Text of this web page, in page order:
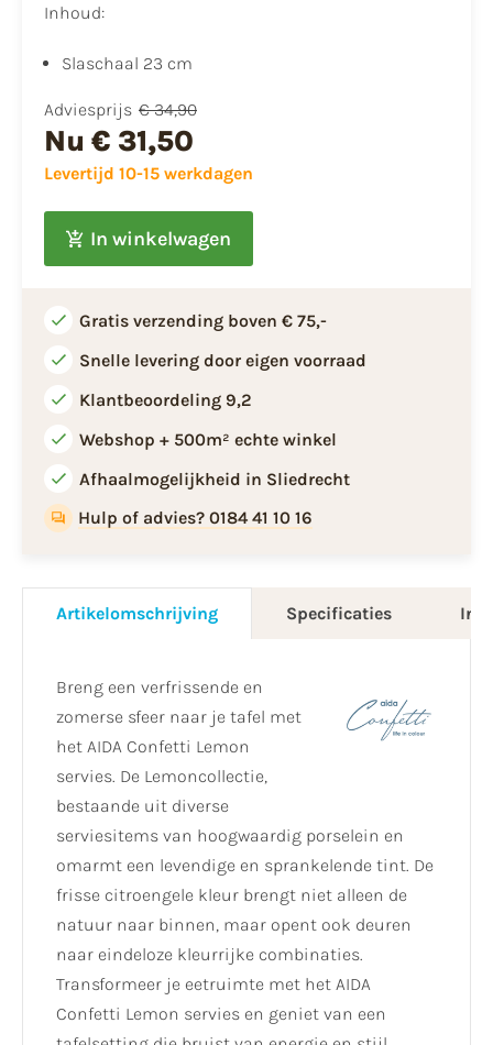
​Inhoud:​
Slaschaal 23 cm
Adviesprijs € 34,90
Nu € 31,50
Levertijd 10-15 werkdagen
In winkelwagen
Gratis verzending boven € 75,-
Snelle levering door eigen voorraad
Klantbeoordeling 9,2
Webshop + 500m² echte winkel
Afhaalmogelijkheid in Sliedrecht
Hulp of advies? 0184 41 10 16
Artikelomschrijving Specificaties
Breng een verfrissende en
zomerse sfeer naar je tafel met
het AIDA Confetti Lemon
servies. De Lemoncollectie,
bestaande uit diverse
serviesitems van hoogwaardig porselein en
omarmt een levendige en sprankelende tint. De
frisse citroengele kleur brengt niet alleen de
natuur naar binnen, maar opent ook deuren
naar eindeloze kleurrijke combinaties.
Transformeer je eetruimte met het AIDA
Confetti Lemon servies en geniet van een